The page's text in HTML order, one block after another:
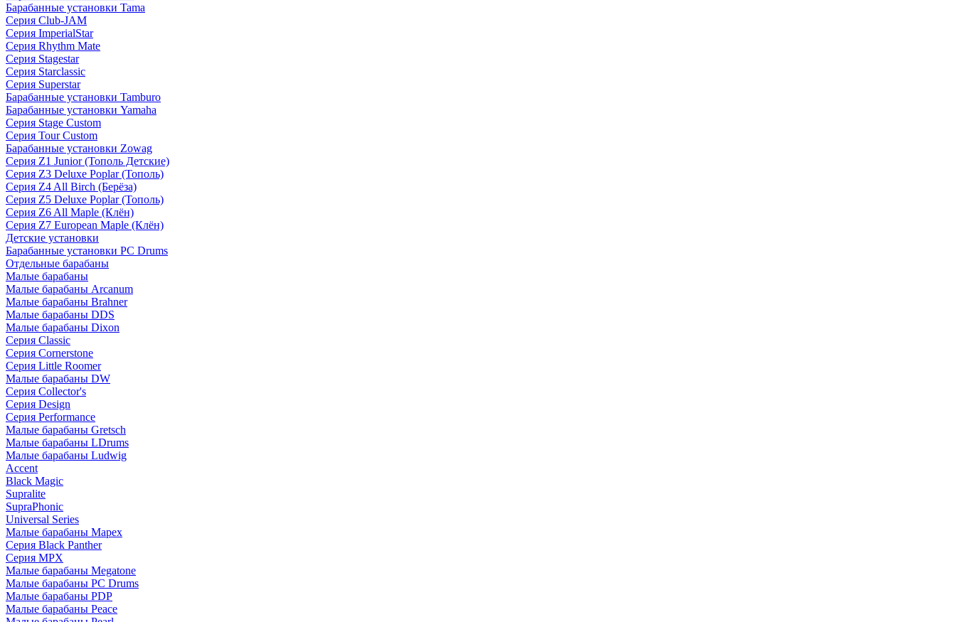
Барабанные установки Tama
Серия Club-JAM
Серия ImperialStar
Серия Rhythm Mate
Серия Stagestar
Серия Starclassic
Серия Superstar
Барабанные установки Tamburo
Барабанные установки Yamaha
Серия Stage Custom
Серия Tour Custom
Барабанные установки Zowag
Серия Z1 Junior (Тополь Детские)
Серия Z3 Deluxe Poplar (Тополь)
Серия Z4 All Birch (Берёза)
Серия Z5 Deluxe Poplar (Тополь)
Серия Z6 All Maple (Клён)
Серия Z7 European Maple (Клён)
Детские установки
Барабанные установки PC Drums
Отдельные барабаны
Малые барабаны
Малые барабаны Arcanum
Малые барабаны Brahner
Малые барабаны DDS
Малые барабаны Dixon
Серия Classic
Серия Cornerstone
Серия Little Roomer
Малые барабаны DW
Серия Collector's
Серия Design
Серия Performance
Малые барабаны Gretsch
Малые барабаны LDrums
Малые барабаны Ludwig
Accent
Black Magic
Supralite
SupraPhonic
Universal Series
Малые барабаны Mapex
Серия Black Panther
Серия MPX
Малые барабаны Megatone
Малые барабаны PC Drums
Малые барабаны PDP
Малые барабаны Peace